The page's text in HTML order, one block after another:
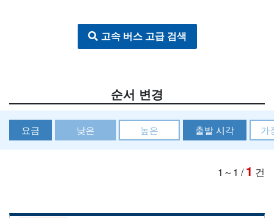
고속 버스 고급 검색
순서 변경
요금 낮은 높은 출발 시각 가
1～1 /1 건